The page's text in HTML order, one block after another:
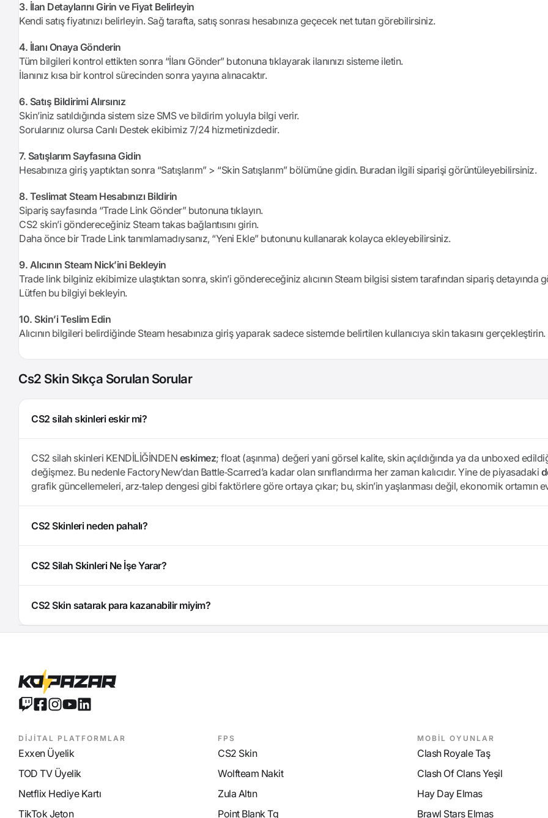
3. İlan Detaylarını Girin ve Fiyat Belirleyin
Kendi satış fiyatınızı belirleyin. Sağ tarafta, satış sonrası hesabınıza geçecek net tutarı görebilirsiniz.
4. İlanı Onaya Gönderin
Tüm bilgileri kontrol ettikten sonra “İlanı Gönder” butonuna tıklayarak ilanınızı sisteme iletin.
İlanınız kısa bir kontrol sürecinden sonra yayına alınacaktır.
6. Satış Bildirimi Alırsınız
Skin’iniz satıldığında sistem size SMS ve bildirim yoluyla bilgi verir.
Sorularınız olursa Canlı Destek ekibimiz 7/24 hizmetinizdedir.
7. Satışlarım Sayfasına Gidin
Hesabınıza giriş yaptıktan sonra “Satışlarım” > “Skin Satışlarım” bölümüne gidin. Buradan ilgili siparişi görüntüleyebilirsiniz.
8. Teslimat Steam Hesabınızı Bildirin
Sipariş sayfasında “Trade Link Gönder” butonuna tıklayın.
CS2 skin’i göndereceğiniz Steam takas bağlantısını girin.
Daha önce bir Trade Link tanımlamadıysanız, “Yeni Ekle” butonunu kullanarak kolayca ekleyebilirsiniz.
9. Alıcının Steam Nick’ini Bekleyin
Trade link bilginiz ekibimize ulaştıktan sonra, skin’i göndereceğiniz alıcının Steam bilgisi sistem tarafından sipariş detayında
Lütfen bu bilgiyi bekleyin.
10. Skin’i Teslim Edin
Alıcının bilgileri belirdiğinde Steam hesabınıza giriş yaparak sadece sistemde belirtilen kullanıcıya skin takasını gerçekleştirin.
Cs2 Skin Sıkça Sorulan Sorular
CS2 silah skinleri eskir mi?
CS2 silah skinleri KENDİLİĞİNDEN eskimez; float (aşınma) değeri yani görsel kalite, skin açıldığında ya da unboxed
değişmez. Bu nedenle Factory New’dan Battle‑Scarred’a kadar olan sınıflandırma her zaman kalıcıdır. Yine de piyasadaki
grafik güncellemeleri, arz‐talep dengesi gibi faktörlere göre ortaya çıkar; bu, skin’in yaşlanması değil, ekonomik ortamın
CS2 Skinleri neden pahalı?
CS2 Silah Skinleri Ne İşe Yarar?
CS2 Skin satarak para kazanabilir miyim?
DİJİTAL PLATFORMLAR
Exxen Üyelik
TOD TV Üyelik
Netflix Hediye Kartı
TikTok Jeton
FPS
CS2 Skin
Wolfteam Nakit
Zula Altın
Point Blank Tg
MOBİL OYUNLAR
Clash Royale Taş
Clash Of Clans Yeşil
Hay Day Elmas
Brawl Stars Elmas